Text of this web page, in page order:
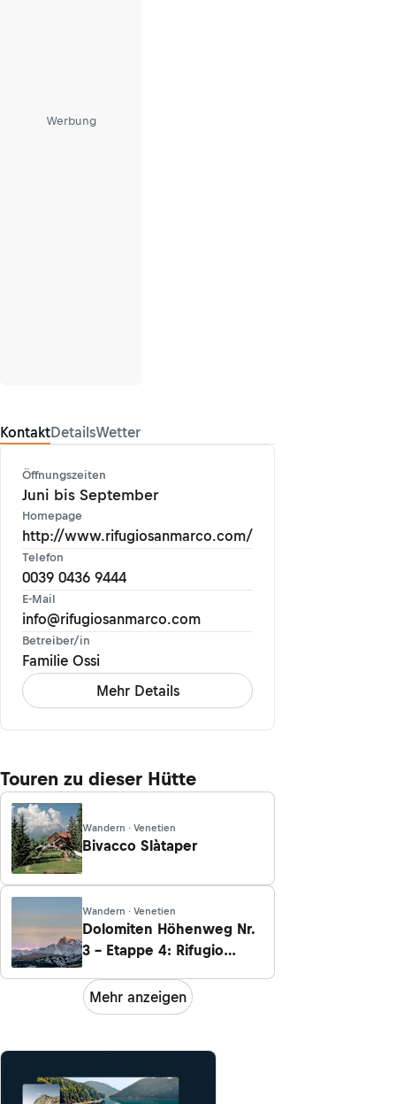
Werbung
KontaktDetailsWetter
Öffnungszeiten
Juni bis September
Homepage
http://www.rifugiosanmarco.com/
Telefon
0039 0436 9444
E-Mail
info@rifugiosanmarco.com
Betreiber/in
Familie Ossi
Mehr Details
Touren zu dieser Hütte
Wandern · Venetien
Bivacco Slàtaper
Wandern · Venetien
Dolomiten Höhenweg Nr.
3 – Etappe 4: Rifugio
Marco
Mehr anzeigen